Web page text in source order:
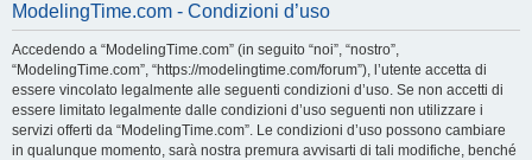
ModelingTime.com - Condizioni d’uso
Accedendo a “ModelingTime.com” (in seguito “noi”, “nostro”,
“ModelingTime.com”, “https://modelingtime.com/forum”), l’utente accetta di
essere vincolato legalmente alle seguenti condizioni d’uso. Se non accetti di
essere limitato legalmente dalle condizioni d’uso seguenti non utilizzare i
servizi offerti da “ModelingTime.com”. Le condizioni d’uso possono cambiare
in qualunque momento, sarà nostra premura avvisarti di tali modifiche, benché